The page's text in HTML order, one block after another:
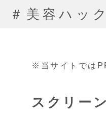
＃美容ハック
※当サイトでは
スクリー